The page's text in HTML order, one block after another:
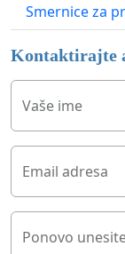
Smernice za
Kontaktirajte
Vaše ime
Email adresa
Ponovo